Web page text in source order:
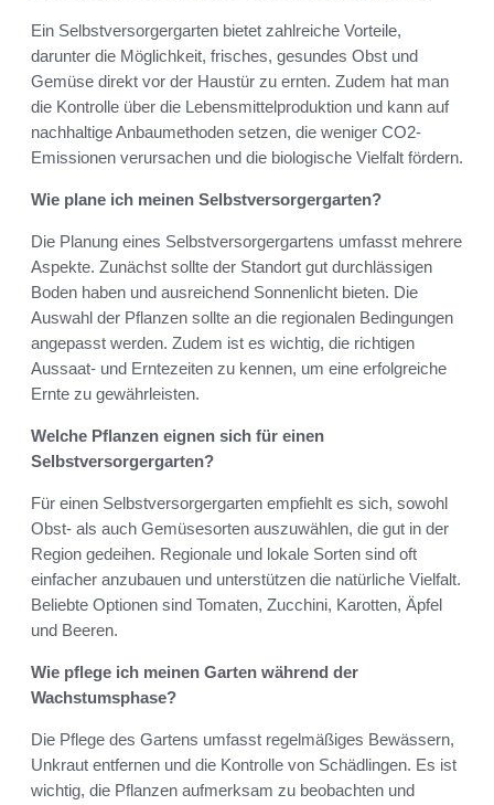
Ein Selbstversorgergarten bietet zahlreiche Vorteile,
darunter die Möglichkeit, frisches, gesundes Obst und
Gemüse direkt vor der Haustür zu ernten. Zudem hat man
die Kontrolle über die Lebensmittelproduktion und kann auf
nachhaltige Anbaumethoden setzen, die weniger CO2-
Emissionen verursachen und die biologische Vielfalt fördern.
Wie plane ich meinen Selbstversorgergarten?
Die Planung eines Selbstversorgergartens umfasst mehrere
Aspekte. Zunächst sollte der Standort gut durchlässigen
Boden haben und ausreichend Sonnenlicht bieten. Die
Auswahl der Pflanzen sollte an die regionalen Bedingungen
angepasst werden. Zudem ist es wichtig, die richtigen
Aussaat- und Erntezeiten zu kennen, um eine erfolgreiche
Ernte zu gewährleisten.
Welche Pflanzen eignen sich für einen
Selbstversorgergarten?
Für einen Selbstversorgergarten empfiehlt es sich, sowohl
Obst- als auch Gemüsesorten auszuwählen, die gut in der
Region gedeihen. Regionale und lokale Sorten sind oft
einfacher anzubauen und unterstützen die natürliche Vielfalt.
Beliebte Optionen sind Tomaten, Zucchini, Karotten, Äpfel
und Beeren.
Wie pflege ich meinen Garten während der
Wachstumsphase?
Die Pflege des Gartens umfasst regelmäßiges Bewässern,
Unkraut entfernen und die Kontrolle von Schädlingen. Es ist
wichtig, die Pflanzen aufmerksam zu beobachten und